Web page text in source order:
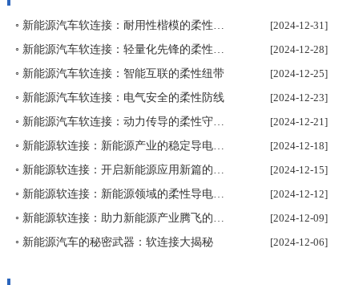
◦ 新能源汽车软连接：耐用性楷模的柔性保障
[2024-12-31]
◦ 新能源汽车软连接：轻量化先锋的柔性力量
[2024-12-28]
◦ 新能源汽车软连接：智能互联的柔性纽带
[2024-12-25]
◦ 新能源汽车软连接：电气安全的柔性防线
[2024-12-23]
◦ 新能源汽车软连接：动力传导的柔性守护者
[2024-12-21]
◦ 新能源软连接：新能源产业的稳定导电基石
[2024-12-18]
◦ 新能源软连接：开启新能源应用新篇的导电精灵
[2024-12-15]
◦ 新能源软连接：新能源领域的柔性导电先锋
[2024-12-12]
◦ 新能源软连接：助力新能源产业腾飞的关键纽带
[2024-12-09]
◦ 新能源汽车的秘密武器：软连接大揭秘
[2024-12-06]